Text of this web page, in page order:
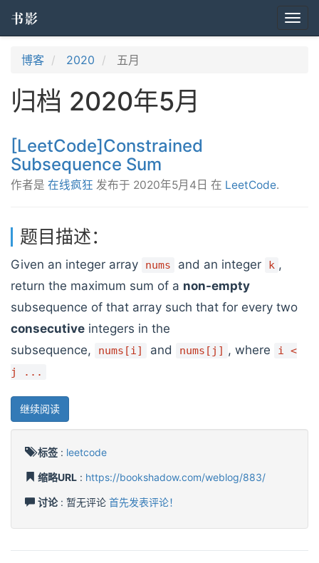
书影
博客 2020 五月
归档 2020年5月
[LeetCode]Constrained
Subsequence Sum
作者是 在线疯狂 发布于 2020年5月4日 在 LeetCode.
题目描述：
Given an integer array nums and an integer k ,
return the maximum sum of a non-empty
subsequence of that array such that for every two
consecutive integers in the
subsequence,
nums[i] and nums[j] , where
i <
j ...
继续阅读
标签 : leetcode
缩略URL : https://bookshadow.com/weblog/883/
讨论: 暂无评论 首先发表评论！